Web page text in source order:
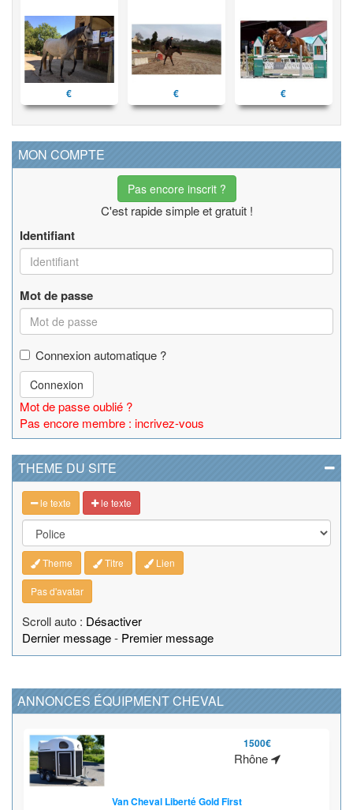
€ € €
MON COMPTE
Pas encore inscrit ?
C'est rapide simple et gratuit !
Identifiant
Mot de passe
Connexion automatique ?
Connexion
Mot de passe oublié ?
Pas encore membre : incrivez-vous
THEME DU SITE
le texte le texte
Theme Titre Lien
Pas d'avatar
Scroll auto : Désactiver
Dernier message- Premier message
ANNONCES ÉQUIPMENT CHEVAL
1500€
Rhône
Van Cheval Liberté Gold First